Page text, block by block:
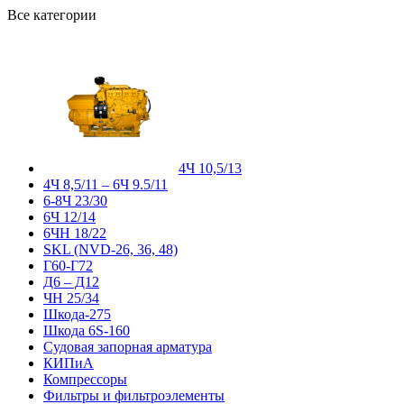
Все категории
4Ч 10,5/13
4Ч 8,5/11 – 6Ч 9.5/11
6-8Ч 23/30
6Ч 12/14
6ЧН 18/22
SKL (NVD-26, 36, 48)
Г60-Г72
Д6 – Д12
ЧН 25/34
Шкода-275
Шкода 6S-160
Судовая запорная арматура
КИПиА
Компрессоры
Фильтры и фильтроэлементы